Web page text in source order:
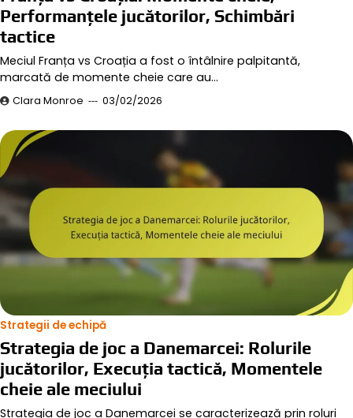
Performanțele jucătorilor, Schimbări
tactice
Meciul Franța vs Croația a fost o întâlnire palpitantă,
marcată de momente cheie care au…
Clara Monroe 03/02/2026
Strategii de echipă
Strategia de joc a Danemarcei: Rolurile
jucătorilor, Execuția tactică, Momentele
cheie ale meciului
Strategia de joc a Danemarcei se caracterizează prin roluri